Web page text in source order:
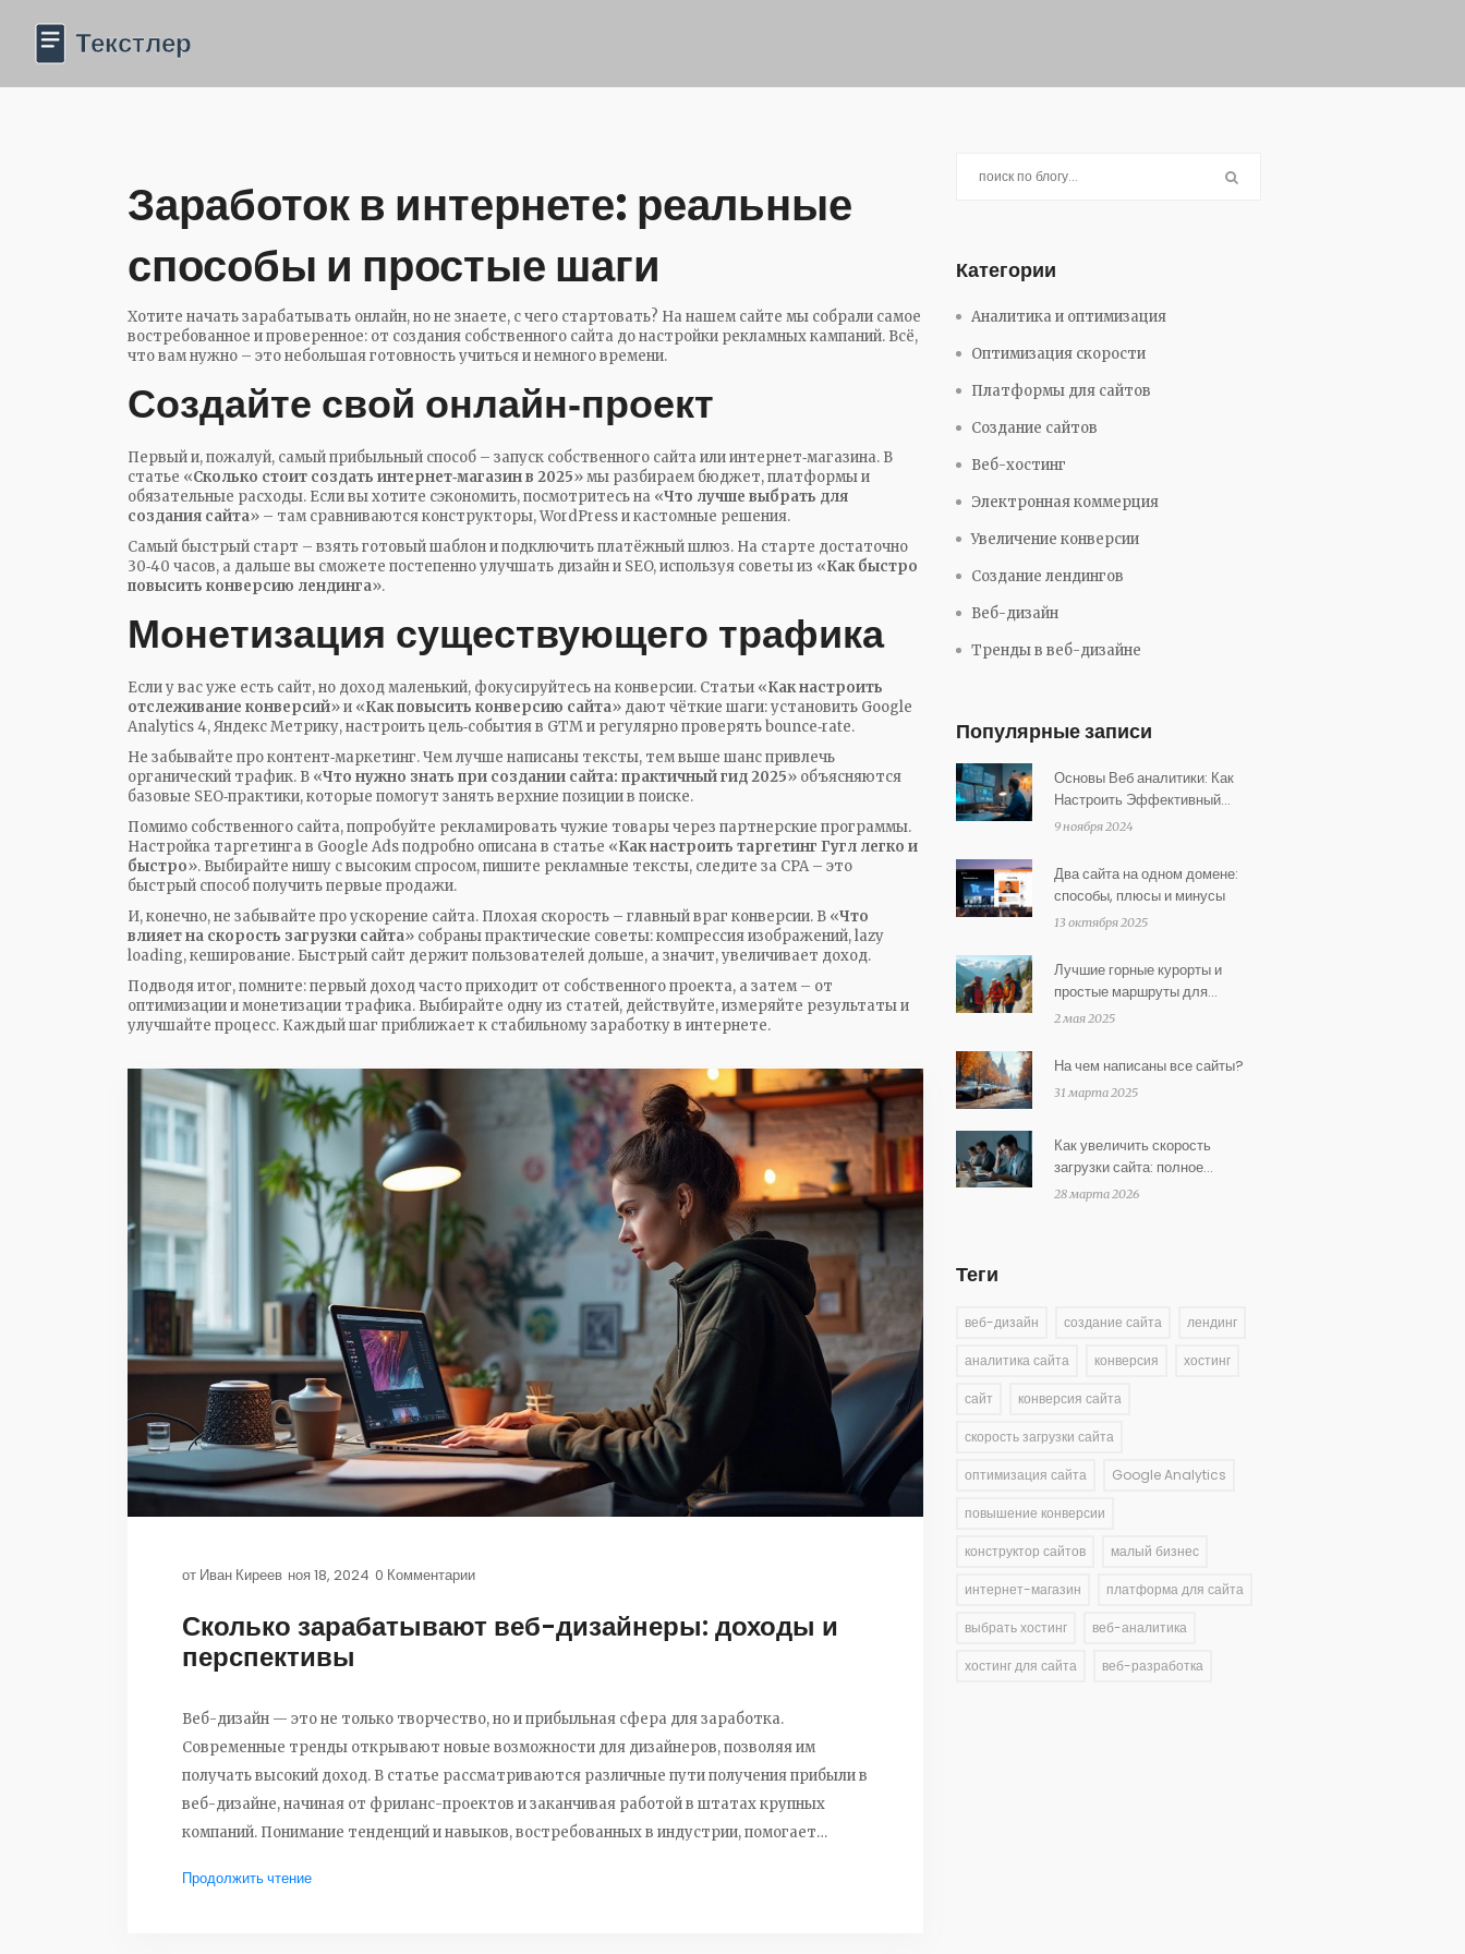
Заработок в интернете: реальные
способы и простые шаги
Хотите начать зарабатывать онлайн, но не знаете, с чего стартовать? На нашем сайте мы собрали самое
востребованное и проверенное: от создания собственного сайта до настройки рекламных кампаний. Всё,
что вам нужно – это небольшая готовность учиться и немного времени.
Создайте свой онлайн‑проект
Первый и, пожалуй, самый прибыльный способ – запуск собственного сайта или интернет‑магазина. В
статье «Сколько стоит создать интернет‑магазин в 2025» мы разбираем бюджет, платформы и
обязательные расходы. Если вы хотите сэкономить, посмотритесь на «Что лучше выбрать для
создания сайта» – там сравниваются конструкторы, WordPress и кастомные решения.
Самый быстрый старт – взять готовый шаблон и подключить платёжный шлюз. На старте достаточно
30‑40 часов, а дальше вы сможете постепенно улучшать дизайн и SEO, используя советы из «Как быстро
повысить конверсию лендинга».
Монетизация существующего трафика
Если у вас уже есть сайт, но доход маленький, фокусируйтесь на конверсии. Статьи «Как настроить
отслеживание конверсий» и «Как повысить конверсию сайта» дают чёткие шаги: установить Google
Analytics 4, Яндекс Метрику, настроить цель‑события в GTM и регулярно проверять bounce‑rate.
Не забывайте про контент‑маркетинг. Чем лучше написаны тексты, тем выше шанс привлечь
органический трафик. В «Что нужно знать при создании сайта: практичный гид 2025» объясняются
базовые SEO‑практики, которые помогут занять верхние позиции в поиске.
Помимо собственного сайта, попробуйте рекламировать чужие товары через партнерские программы.
Настройка таргетинга в Google Ads подробно описана в статье «Как настроить таргетинг Гугл легко и
быстро». Выбирайте нишу с высоким спросом, пишите рекламные тексты, следите за CPA – это
быстрый способ получить первые продажи.
И, конечно, не забывайте про ускорение сайта. Плохая скорость – главный враг конверсии. В «Что
влияет на скорость загрузки сайта» собраны практические советы: компрессия изображений, lazy
loading, кеширование. Быстрый сайт держит пользователей дольше, а значит, увеличивает доход.
Подводя итог, помните: первый доход часто приходит от собственного проекта, а затем – от
оптимизации и монетизации трафика. Выбирайте одну из статей, действуйте, измеряйте результаты и
улучшайте процесс. Каждый шаг приближает к стабильному заработку в интернете.
от Иван Киреев ноя 18, 2024 0 Комментарии
Сколько зарабатывают веб-дизайнеры: доходы и
перспективы
Веб-дизайн — это не только творчество, но и прибыльная сфера для заработка.
Современные тренды открывают новые возможности для дизайнеров, позволяя им
получать высокий доход. В статье рассматриваются различные пути получения прибыли в
веб-дизайне, начиная от фриланс-проектов и заканчивая работой в штатах крупных
компаний. Понимание тенденций и навыков, востребованных в индустрии, помогает
Продолжить чтение
Категории
Аналитика и оптимизация
Оптимизация скорости
Платформы для сайтов
Создание сайтов
Веб-хостинг
Электронная коммерция
Увеличение конверсии
Создание лендингов
Веб-дизайн
Тренды в веб-дизайне
Популярные записи
Основы Веб аналитики: Как
Настроить Эффективный
Мониторинг Сайта
9 ноября 2024
Два сайта на одном домене:
способы, плюсы и минусы
13 октября 2025
Лучшие горные курорты и
простые маршруты для
круглогодичного отдыха и
2 мая 2025
На чем написаны все сайты?
31 марта 2025
Как увеличить скорость
загрузки сайта: полное
руководство по оптимизации
28 марта 2026
Теги
веб-дизайн создание сайта лендинг
аналитика сайта конверсия хостинг
сайт конверсия сайта
скорость загрузки сайта
оптимизация сайта Google Analytics
повышение конверсии
конструктор сайтов малый бизнес
интернет-магазин платформа для сайта
выбрать хостинг веб-аналитика
хостинг для сайта веб-разработка